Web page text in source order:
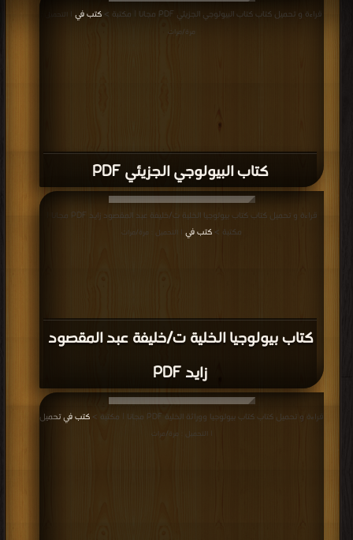
كتاب البيولوجي الجزيئي PDF
قراءة و تحميل كتاب كتاب البيولوجي الجزيئي PDF مجانا | مكتبة > كتب في
| التحميل :
مرة/مرات
كتاب بيولوجيا الخلية ت/خليفة عبد المقصود
زايد PDF
قراءة و تحميل كتاب كتاب بيولوجيا الخلية ت/خليفة عبد المقصود زايد PDF مجانا |
مكتبة > كتب في | التحميل : مرة/مرات
قراءة و تحميل كتاب كتاب بيولوجيا ووراثة الخلية PDF مجانا | مكتبة > كتب في تحميل
| التحميل : مرة/مرات